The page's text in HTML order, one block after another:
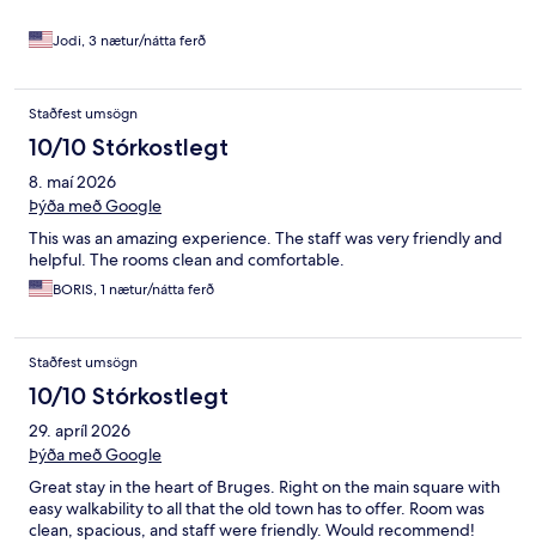
Jodi, 3 nætur/nátta ferð
Staðfest umsögn
10/10 Stórkostlegt
8. maí 2026
Þýða með Google
This was an amazing experience. The staff was very friendly and
helpful. The rooms clean and comfortable.
BORIS, 1 nætur/nátta ferð
Staðfest umsögn
10/10 Stórkostlegt
29. apríl 2026
Þýða með Google
Great stay in the heart of Bruges. Right on the main square with
easy walkability to all that the old town has to offer. Room was
clean, spacious, and staff were friendly. Would recommend!